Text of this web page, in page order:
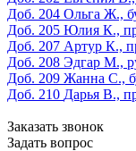
Доб. 204 Ольга Ж.,
Доб. 205 Юлия К.,
Доб. 207 Артур К.,
Доб. 208 Эдгар М.,
Доб. 209 Жанна С.,
Доб. 210 Дарья В.,
Заказать звонок
Задать вопрос